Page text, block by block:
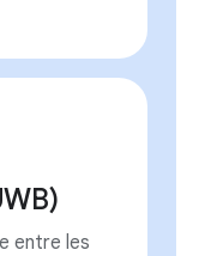
entre les